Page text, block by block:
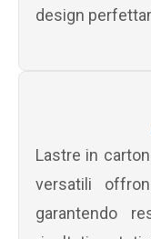
design
Lastre in
versatili
garantendo